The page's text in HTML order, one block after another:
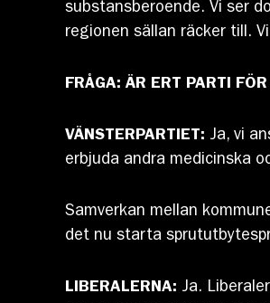
substansberoende. Vi ser
regionen sällan räcker till.
FRÅGA: ÄR ERT PARTI
VÄNSTERPARTIET: Ja, vi
erbjuda andra medicinska
Samverkan mellan
det nu starta
LIBERALERNA: Ja.